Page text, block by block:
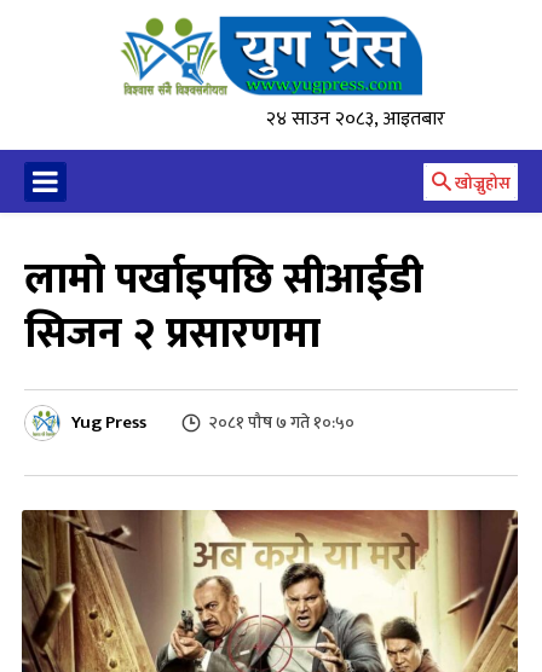
२४ साउन २०८३, आइतबार
खोज्नुहोस
लामो पर्खाइपछि सीआईडी
सिजन २ प्रसारणमा
Yug Press २०८१ पौष ७ गते १०:५०